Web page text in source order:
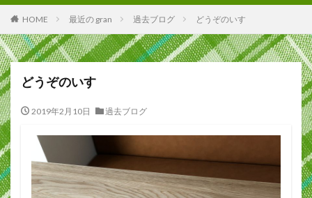
HOME 最近の gran 過去ブログ どうぞのいす
どうぞのいす
2019年2月10日 過去ブログ